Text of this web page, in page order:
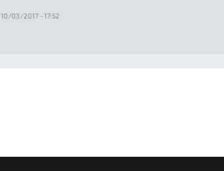
10/03/2017 - 17:52